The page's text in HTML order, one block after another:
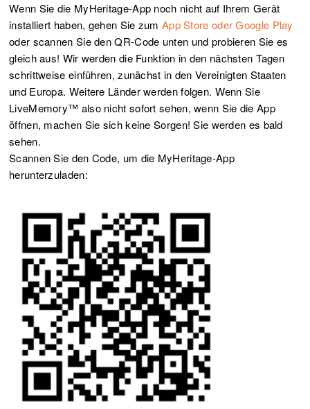
Wenn Sie die MyHeritage-App noch nicht auf Ihrem Gerät
installiert haben, gehen Sie zum App Store oder Google Play
oder scannen Sie den QR-Code unten und probieren Sie es
gleich aus! Wir werden die Funktion in den nächsten Tagen
schrittweise einführen, zunächst in den Vereinigten Staaten
und Europa. Weitere Länder werden folgen. Wenn Sie
LiveMemory™ also nicht sofort sehen, wenn Sie die App
öffnen, machen Sie sich keine Sorgen! Sie werden es bald
sehen.
Scannen Sie den Code, um die MyHeritage-App
herunterzuladen: